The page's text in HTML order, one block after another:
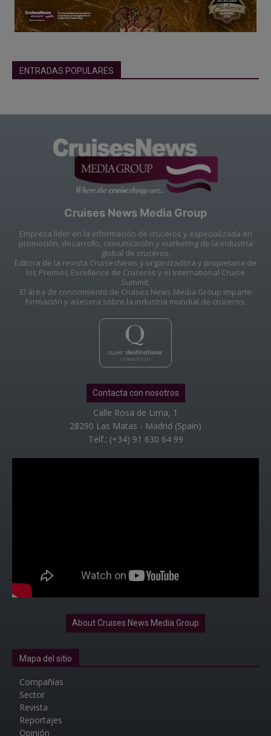
ENTRADAS POPULARES
Cruises News Media Group
Empresa líder en la información de cruceros y especializada en
promoción, desarrollo, comunicación y marketing de la industria
global de cruceros.
Editora de la revista CruisesNews y organizadora y propietaria de
los Premios Excellence de Cruceros y el International Cruise
Summit.
El área de conocimiento de Cruises News Media Group imparte
formación y asesora sobre la industria mundial de cruceros.
Contacta con nosotros
Calle Rosa de Lima, 1
28290 Las Matas - Madrid (Spain)
Telf.: (+34) 91 630 64 99
About Cruises News Media Group
Mapa del sitio
Compañías
Sector
Revista
Reportajes
Opinión